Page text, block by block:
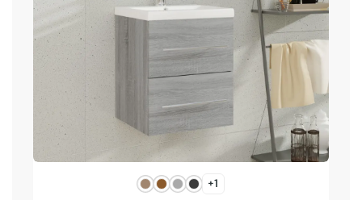
+1